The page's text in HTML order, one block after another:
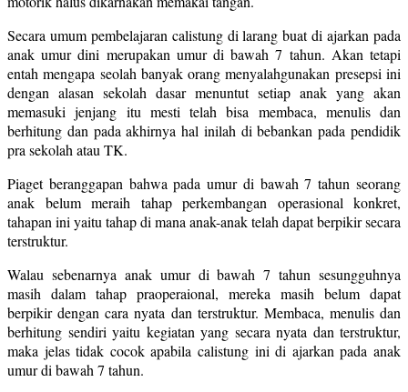
Secara umum pembelajaran calistung di larang buat di ajarkan pada
anak umur dini merupakan umur di bawah 7 tahun. Akan tetapi
entah mengapa seolah banyak orang menyalahgunakan presepsi ini
dengan alasan sekolah dasar menuntut setiap anak yang akan
memasuki jenjang itu mesti telah bisa membaca, menulis dan
berhitung dan pada akhirnya hal inilah di bebankan pada pendidik
pra sekolah atau TK.
Piaget beranggapan bahwa pada umur di bawah 7 tahun seorang
anak belum meraih tahap perkembangan operasional konkret,
tahapan ini yaitu tahap di mana anak-anak telah dapat berpikir secara
terstruktur.
Walau sebenarnya anak umur di bawah 7 tahun sesungguhnya
masih dalam tahap praoperaional, mereka masih belum dapat
berpikir dengan cara nyata dan terstruktur. Membaca, menulis dan
berhitung sendiri yaitu kegiatan yang secara nyata dan terstruktur,
maka jelas tidak cocok apabila calistung ini di ajarkan pada anak
umur di bawah 7 tahun.